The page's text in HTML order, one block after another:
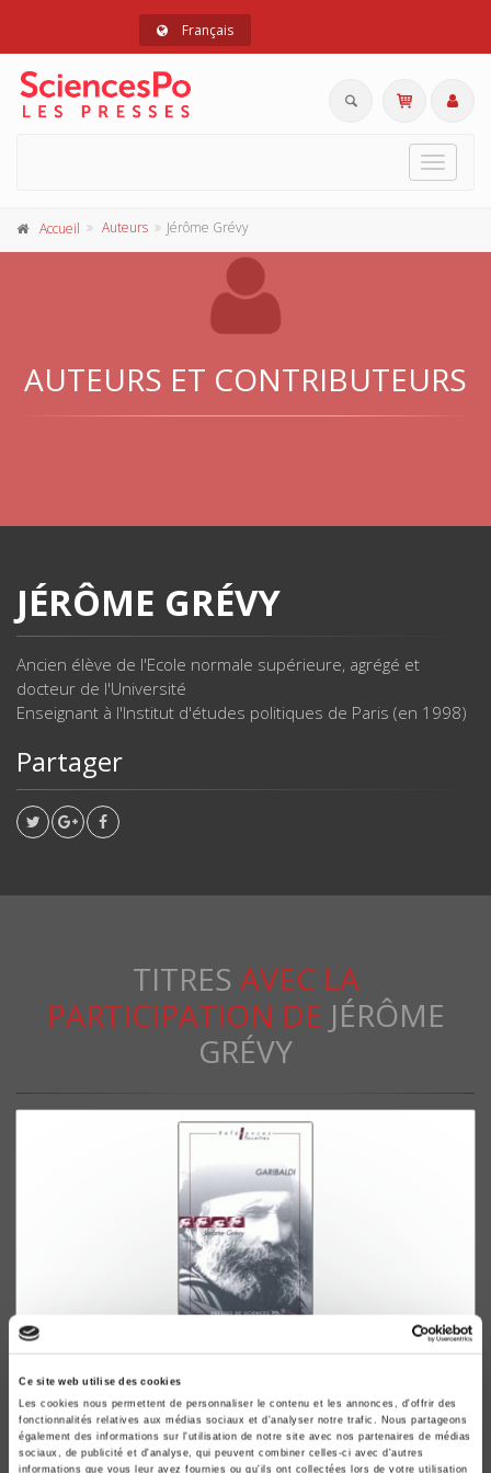
Ce site web utilise des cookies
Les cookies nous permettent de personnaliser le contenu et les annonces, d'offrir des
fonctionnalités relatives aux médias sociaux et d'analyser notre trafic. Nous partageons
également des informations sur l'utilisation de notre site avec nos partenaires de médias
sociaux, de publicité et d'analyse, qui peuvent combiner celles-ci avec d'autres
informations que vous leur avez fournies ou qu'ils ont collectées lors de votre utilisation
Français
Toggle
Accueil Auteurs Jérôme Grévy
AUTEURS ET CONTRIBUTEURS
JÉRÔME GRÉVY
Ancien élève de l'Ecole normale supérieure, agrégé et
docteur de l'Université
Enseignant à l'Institut d'études politiques de Paris (en 1998)
Partager
TITRES AVEC LA
PARTICIPATION DE JÉRÔME
GRÉVY
Garibaldi
Jérôme Grévy